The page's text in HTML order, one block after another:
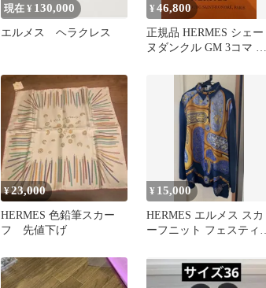
現在 ¥ 130,000
エルメス ヘラクレス
¥46,800
正規品 HERMES シェー
ヌダンクル GM 3コマ 修
¥23,000
HERMES 色鉛筆スカー
フ 先値下げ
¥ 15,000
HERMES エルメス スカ
ーフニット フェスティバ